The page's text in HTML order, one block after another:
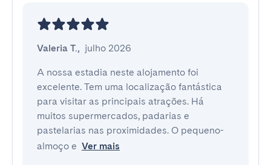
Valeria T., julho 2026
A nossa estadia neste alojamento foi
excelente. Tem uma localização fantástica
para visitar as principais atrações. Há
muitos supermercados, padarias e
pastelarias nas proximidades. O pequeno-
almoço e Ver mais